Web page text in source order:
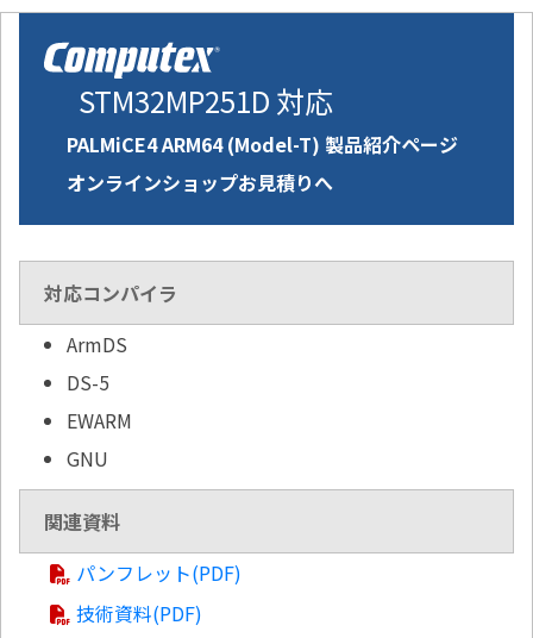
STM32MP251D 対応
PALMiCE4 ARM64 (Model-T) 製品紹介ページ
オンラインショップお見積りへ
対応コンパイラ
ArmDS
DS-5
EWARM
GNU
関連資料
パンフレット(PDF)
技術資料(PDF)